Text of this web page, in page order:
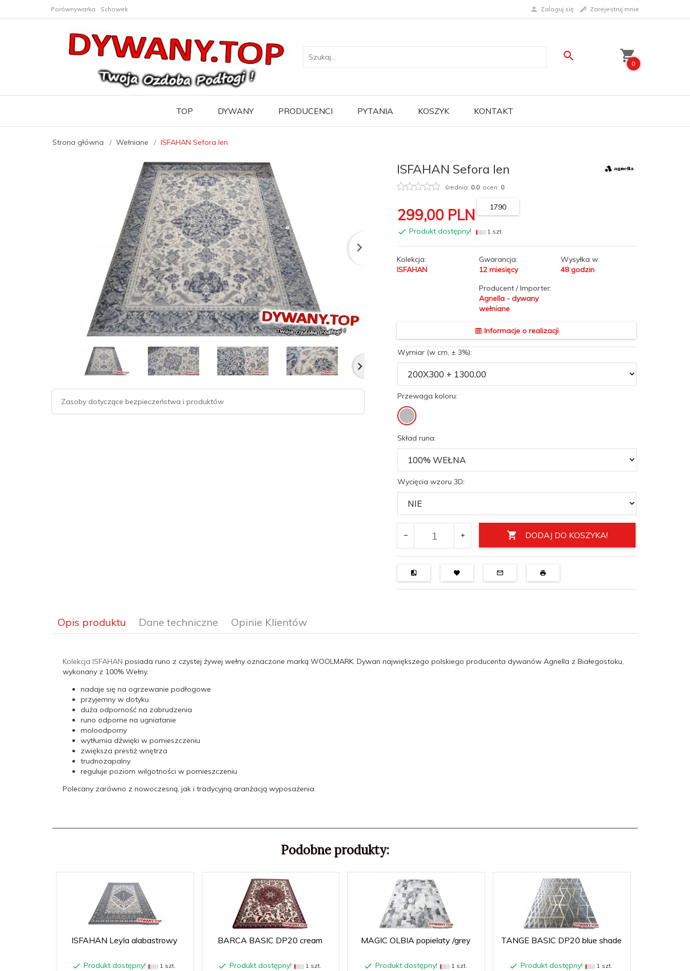
Porównywarka Schowek Zaloguj się Zarejestruj mnie
0
TOP DYWANY PRODUCENCI PYTANIA KOSZYK KONTAKT
Strona główna Wełniane ISFAHAN Sefora len
Zasoby dotyczące bezpieczeństwa i produktów
ISFAHAN Sefora len
średnia: 0.0ocen: 0
299,00 PLN 1790
Produkt dostępny! 1 szt.
Kolekcja:
ISFAHAN
Gwarancja:
12 miesięcy
Wysyłka w:
48 godzin
Producent / Importer:
Agnella - dywany
wełniane
Informacje o realizacji
Wymiar (w cm, ± 3%):
Przewaga koloru:
Skład runa:
Wycięcia wzoru 3D:
DODAJ DO KOSZYKA!
Opis produktu Dane techniczne Opinie Klientów
Kolekcja ISFAHAN posiada runo z czystej żywej wełny oznaczone marką WOOLMARK. Dywan największego polskiego producenta dywanów Agnella z Białegostoku,
wykonany z 100% Wełny.
nadaje się na ogrzewanie podłogowe
przyjemny w dotyku
duża odporność na zabrudzenia
runo odporne na ugniatanie
moloodporny
wytłumia dźwięki w pomieszczeniu
zwiększa prestiż wnętrza
trudnozapalny
reguluje poziom wilgotności w pomieszczeniu
Polecany zarówno z nowoczesną, jak i tradycyjną aranżacją wyposażenia.
Wysokość
runa w mm:
8
Gęstość runa
w pkt/m2:
Waga na
kg/m2:
2,54
Kraj
Polska
produkcji:
Podobne produkty:
ISFAHAN Leyla alabastrowy
Produkt dostępny! 1 szt.
BARCA BASIC DP20 cream
Produkt dostępny! 1 szt.
MAGIC OLBIA popielaty /grey
Produkt dostępny! 1 szt.
TANGE BASIC DP20 blue shade
Produkt dostępny! 1 szt.